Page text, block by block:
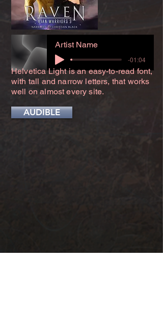
Artist Name
-01:04
Helvetica Light is an easy-to-read font,
with tall and narrow letters, that works
well on almost every site.
AUDIBLE